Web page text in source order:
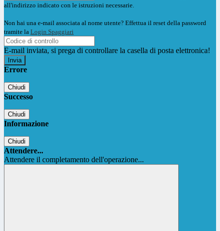
all'indirizzo indicato con le istruzioni necessarie.
Non hai una e-mail associata al nome utente? Effettua il reset della password
tramite la Login Spaggiari
E-mail inviata, si prega di controllare la casella di posta elettronica!
Errore
Chiudi
Successo
Chiudi
Informazione
Chiudi
Attendere...
Attendere il completamento dell'operazione...